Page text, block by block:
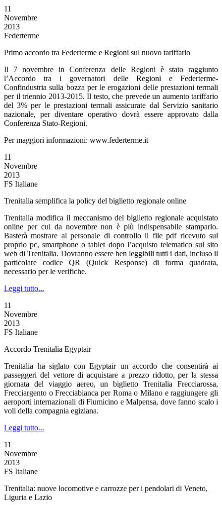
11
Novembre
2013
Federterme
Primo accordo tra Federterme e Regioni sul nuovo tariffario
Il 7 novembre in Conferenza delle Regioni è stato raggiunto
l’Accordo tra i governatori delle Regioni e Federterme-
Confindustria sulla bozza per le erogazioni delle prestazioni termali
per il triennio 2013-2015. Il testo, che prevede un aumento tariffario
del 3% per le prestazioni termali assicurate dal Servizio sanitario
nazionale, per diventare operativo dovrà essere approvato dalla
Conferenza Stato-Regioni.
Per maggiori informazioni: www.federterme.it
11
Novembre
2013
FS Italiane
Trenitalia semplifica la policy del biglietto regionale online
Trenitalia modifica il meccanismo del biglietto regionale acquistato
online per cui da novembre non è più indispensabile stamparlo.
Basterà mostrare al personale di controllo il file pdf ricevuto sul
proprio pc, smartphone o tablet dopo l’acquisto telematico sul sito
web di Trenitalia. Dovranno essere ben leggibili tutti i dati, incluso il
particolare codice QR (Quick Response) di forma quadrata,
necessario per le verifiche.
Leggi tutto...
11
Novembre
2013
FS Italiane
Accordo Trenitalia Egyptair
Trenitalia ha siglato con Egyptair un accordo che consentirà ai
passeggeri del vettore di acquistare a prezzo ridotto, per la stessa
giornata del viaggio aereo, un biglietto Trenitalia Frecciarossa,
Frecciargento o Frecciabianca per Roma o Milano e raggiungere gli
aeroporti internazionali di Fiumicino e Malpensa, dove fanno scalo i
voli della compagnia egiziana.
Leggi tutto...
11
Novembre
2013
FS Italiane
Trenitalia: nuove locomotive e carrozze per i pendolari di Veneto,
Liguria e Lazio